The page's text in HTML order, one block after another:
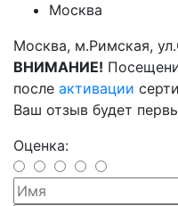
Москва
Москва, м.Римская,
ВНИМАНИЕ!
после активации
Ваш отзыв будет
Оценка: